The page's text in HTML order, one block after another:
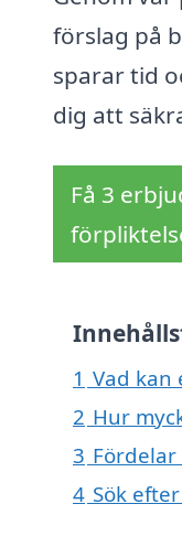
förslag på
sparar tid
dig att
Få 3
1 Vad kan
2 Hur
3
4 Sök